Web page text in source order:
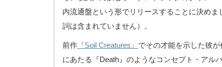
内流通盤という形でリリースすることに決め
詞は含まれていません）。
前作 『Soil Creatures』 でその才能を示した彼
にあたる『Death』のようなコンセプト・アル